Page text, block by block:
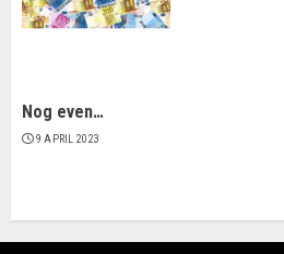
Nog even…
9 APRIL 2023